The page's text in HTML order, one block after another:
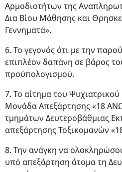
Αρμοδιοτήτων της
Δια Βίου Μάθησης και
Γεννηματά».
6. Το γεγονός ότι με την
επιπλέον δαπάνη σε βάρος
προϋπολογισμού.
7. Το αίτημα του
Μονάδα Απεξάρτησης «18
τμημάτων Δευτεροβάθμιας
απεξάρτησης Τοξικομανών
8. Την ανάγκη να
υπό απεξάρτηση άτομα τη